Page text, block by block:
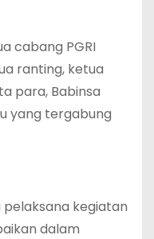
cabang PGRI
ranting, ketua
para, Babinsa
yang tergabung
kegiatan
dalam